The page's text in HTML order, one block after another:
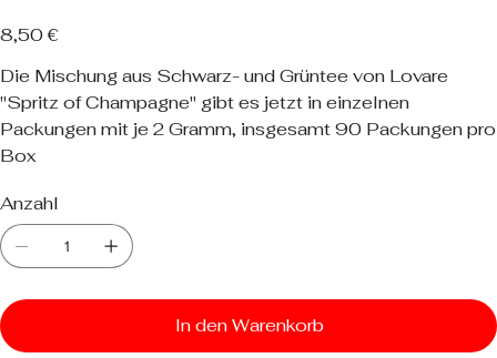
Preis
8,50 €
Die Mischung aus Schwarz- und Grüntee von Lovare
"Spritz of Champagne" gibt es jetzt in einzelnen
Packungen mit je 2 Gramm, insgesamt 90 Packungen pro
Box
Anzahl
In den Warenkorb